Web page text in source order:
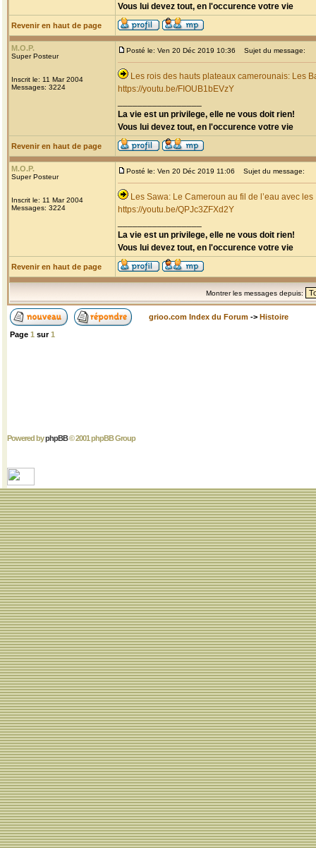
Vous lui devez tout, en l'occurence votre vie
Revenir en haut de page
M.O.P.
Super Posteur
Inscrit le: 11 Mar 2004
Messages: 3224
Posté le: Ven 20 Déc 2019 10:36 Sujet du message:
Les rois des hauts plateaux camerounais: Les
https://youtu.be/FIOUB1bEVzY
La vie est un privilege, elle ne vous doit rien!
Vous lui devez tout, en l'occurence votre vie
Revenir en haut de page
M.O.P.
Super Posteur
Inscrit le: 11 Mar 2004
Messages: 3224
Posté le: Ven 20 Déc 2019 11:06 Sujet du message:
Les Sawa: Le Cameroun au fil de l’eau avec
https://youtu.be/QPJc3ZFXd2Y
La vie est un privilege, elle ne vous doit rien!
Vous lui devez tout, en l'occurence votre vie
Revenir en haut de page
Montrer les messages depuis:
grioo.com Index du Forum -> Histoire
Page 1 sur1
Powered byphpBB© 2001 phpBB Group